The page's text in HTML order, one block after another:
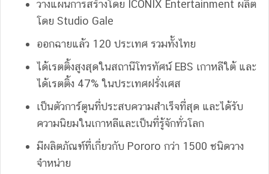
วางแผนการสร้างโดย ICONIX Entertainment ผลิต
โดย Studio Gale
ออกฉายแล้ว 120 ประเทศ รวมทั้งไทย
ได้เรตติ้งสูงสุดในสถานีโทรทัศน์ EBS เกาหลีใต้ และ
ได้เรตติ้ง 47% ในประเทศฝรั่งเศส
เป็นตัวการ์ตูนที่ประสบความสำเร็จที่สุด และได้รับ
ความนิยมในเกาหลีและเป็นที่รู้จักทั่วโลก
มีผลิตภัณฑ์ที่เกี่ยวกับ Pororo กว่า 1500 ชนิดวาง
จำหน่าย